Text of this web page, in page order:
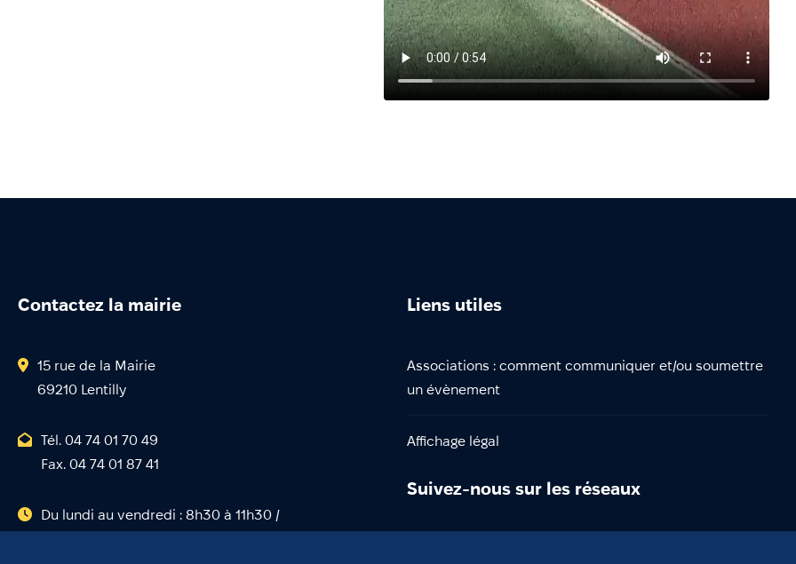
Contactez la mairie
15 rue de la Mairie
69210 Lentilly
Tél. 04 74 01 70 49
Fax. 04 74 01 87 41
Du lundi au vendredi : 8h30 à 11h30 /
Liens utiles
Associations : comment communiquer et/ou soumettre
un évènement
Affichage légal
Suivez-nous sur les réseaux